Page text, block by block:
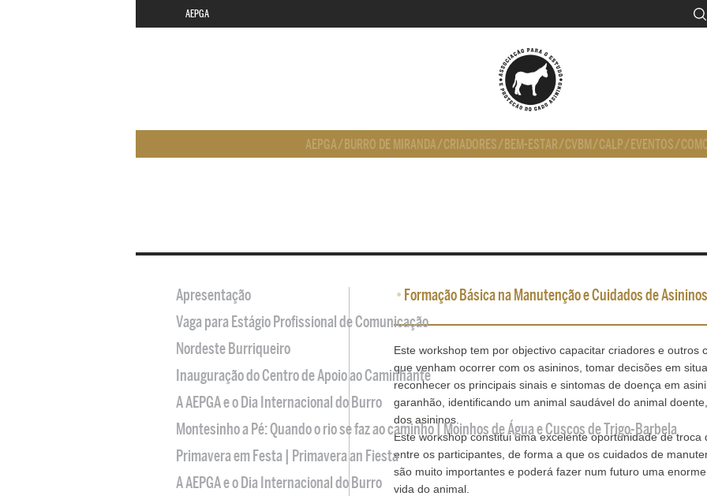
AEPGA
AEPGA/ BURRO DE MIRANDA/CRIADORES/ BEM-ESTAR/CVBM/CALP/ EVENTOS/
• Formação Básica na Manutenção e Cuidados de Asininos
Este workshop tem por objectivo capacitar criadores e outros
que venham ocorrer com os asininos, tomar decisões em
reconhecer os principais sinais e sintomas de doença em
garanhão, identificando um animal saudável do animal
dos asininos.
Este workshop constitui uma excelente oportunidade de
entre os participantes, de forma a que os cuidados de
são muito importantes e poderá fazer num futuro uma
vida do animal.
Apresentação
Vaga para Estágio Profissional de Comunicação
Nordeste Burriqueiro
Inauguração do Centro de Apoio ao Caminhante
A AEPGA e o Dia Internacional do Burro
Montesinho a Pé: Quando o rio se faz ao caminho | Moinhos de Água e Cuscos de Trigo-Barbela
Primavera em Festa | Primavera an Fiesta
A AEPGA e o Dia Internacional do Burro